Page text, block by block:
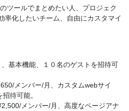
ツールでまとめたい人、プロジェク
率化したいチーム、自由にカスタマイ
、基本機能、１０名のゲストを招待可
メンバー/月、カスタムwebサイ
待可能。
メンバー/月、高度なページアナ